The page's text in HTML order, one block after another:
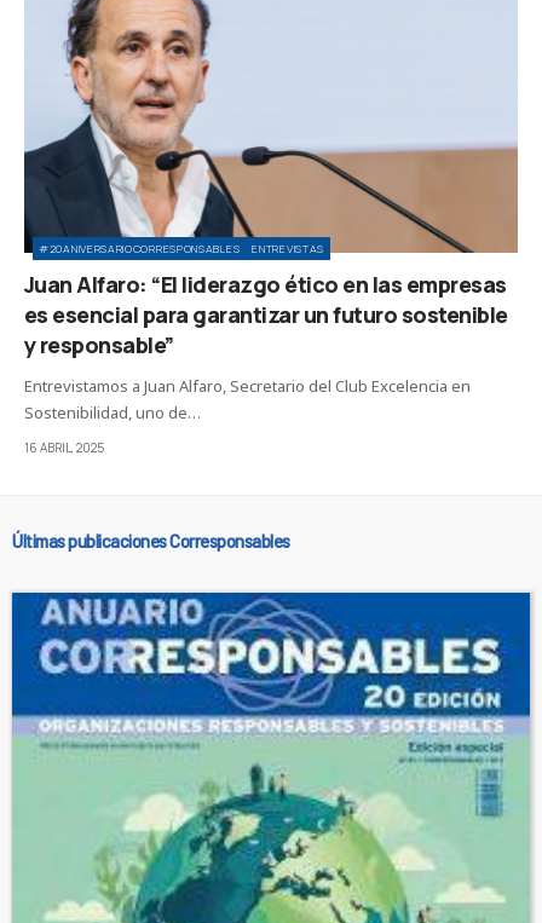
#20ANIVERSARIOCORRESPONSABLES ENTREVISTAS
Juan Alfaro: “El liderazgo ético en las empresas
es esencial para garantizar un futuro sostenible
y responsable”
Entrevistamos a Juan Alfaro, Secretario del Club Excelencia en
Sostenibilidad, uno de…
16 ABRIL, 2025
Últimas publicaciones Corresponsables